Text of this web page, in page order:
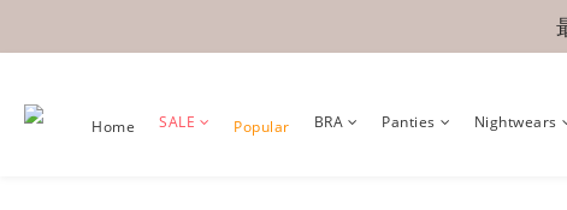
Home SALE Popular BRA Panties Nightwears